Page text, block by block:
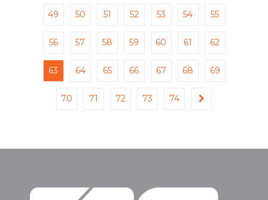
49 50 51 52 53 54 55
56 57 58 59 60 61 62
63 64 65 66 67 68 69
70 71 72 73 74